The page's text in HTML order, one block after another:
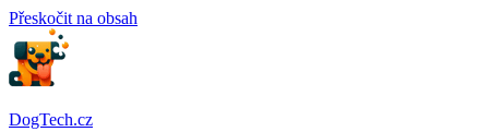
Přeskočit na obsah
DogTech.cz